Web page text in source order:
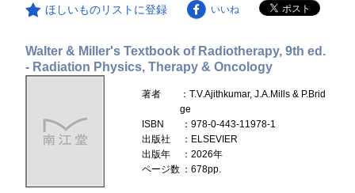
ほしいものリストに登録 いいね
Walter & Miller's Textbook of Radiotherapy, 9th ed.
- Radiation Physics, Therapy & Oncology
著者
：T.V.Ajithkumar, J.A.Mills & P.Brid
ge
ISBN
：978-0-443-11978-1
出版社
：ELSEVIER
出版年
：2026年
ページ数 ：678pp.